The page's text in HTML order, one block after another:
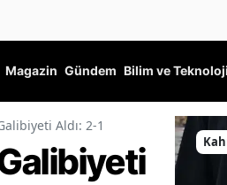
Magazin Gündem Bilim ve Teknoloji
Aldı: 2-1